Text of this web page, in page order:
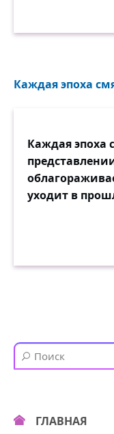
Каждая эпоха
Каждая эпоха
уходит в
ГЛАВНАЯ